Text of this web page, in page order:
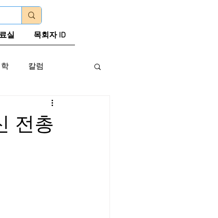
실 목회자 ID
칼럼
전총